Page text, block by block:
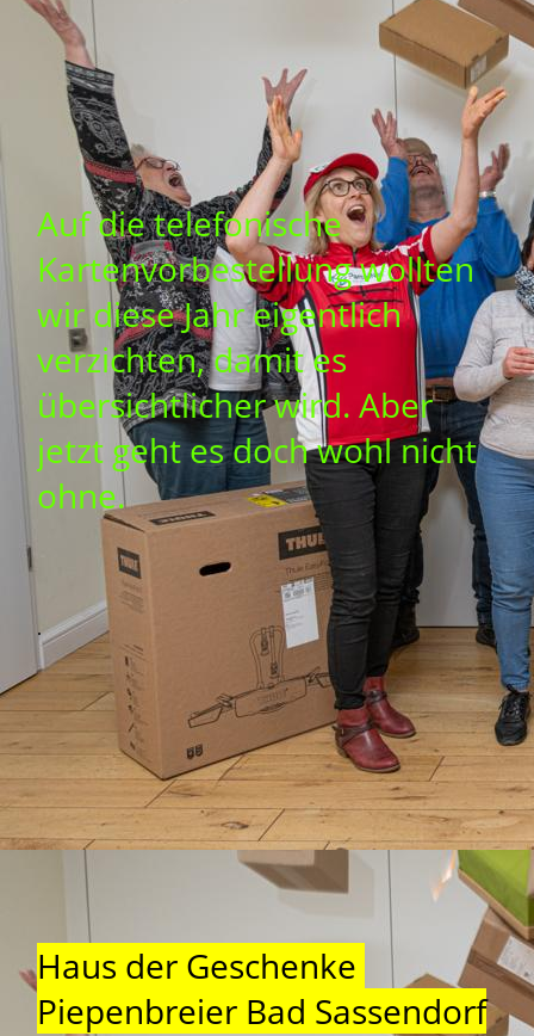
Auf die telefonische
Kartenvorbestellung wollten
wir diese Jahr eigentlich
verzichten, damit es
übersichtlicher wird. Aber
jetzt geht es doch wohl nicht
ohne.
.
Haus der Geschenke
Piepenbreier Bad Sassendorf